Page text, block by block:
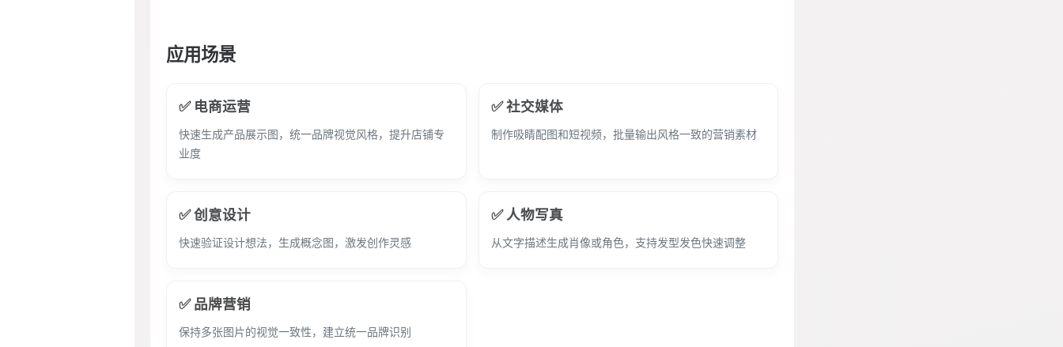
应用场景
✅ 电商运营
快速生成产品展示图，统一品牌视觉风格，提升店铺专
业度
✅ 社交媒体
制作吸睛配图和短视频，批量输出风格一致的营销素材
✅ 创意设计
快速验证设计想法，生成概念图，激发创作灵感
✅ 人物写真
从文字描述生成肖像或角色，支持发型发色快速调整
✅ 品牌营销
保持多张图片的视觉一致性，建立统一品牌识别